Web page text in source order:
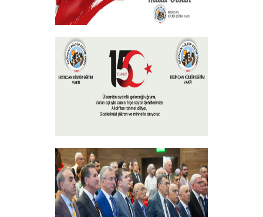
30 Ağustos Zafer Bayramı
+
15 Temmuz 2024
+